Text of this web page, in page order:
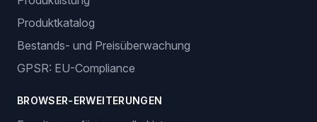
Produktkatalog
Bestands- und Preisüberwachung
GPSR: EU-Compliance
BROWSER-ERWEITERUNGEN